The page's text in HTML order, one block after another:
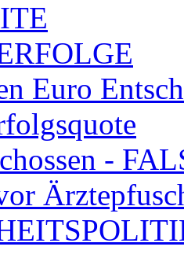
Euro
-